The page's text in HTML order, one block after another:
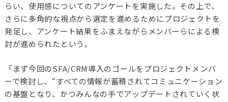
らい、使用感についてのアンケートを実施した。その上で、
さらに多角的な視点から選定を進めるためにプロジェクトを
発足し、アンケート結果をふまえながらメンバーらによる検
討が進められたという。
「まず今回のSFA/CRM導入のゴールをプロジェクトメンバ
ーで検討し、“すべての情報が蓄積されてコミュニケーション
の基盤となり、かつみんなの手でアップデートされていく状